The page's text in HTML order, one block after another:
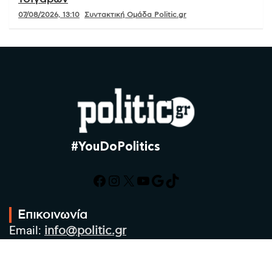
07/08/2026, 13:10 Συντακτική Ομάδα Politic.gr
#YouDoPolitics
Facebook
Instagram
X YouTube
Google
TikTok
Επικοινωνία
Email: info@politic.gr